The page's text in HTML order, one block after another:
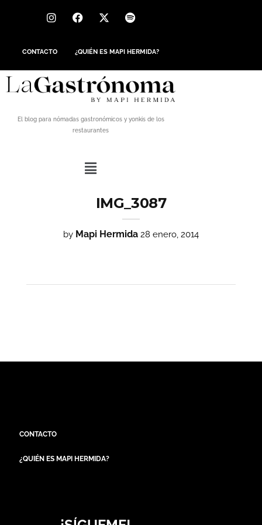
CONTACTO ¿QUIÉN ES MAPI HERMIDA?
El blog para nómadas gastronómicos y yonkis de los
restaurantes
IMG_3087
by Mapi Hermida 28 enero, 2014
CONTACTO
¿QUIÉN ES MAPI HERMIDA?